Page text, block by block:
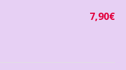
7,90€